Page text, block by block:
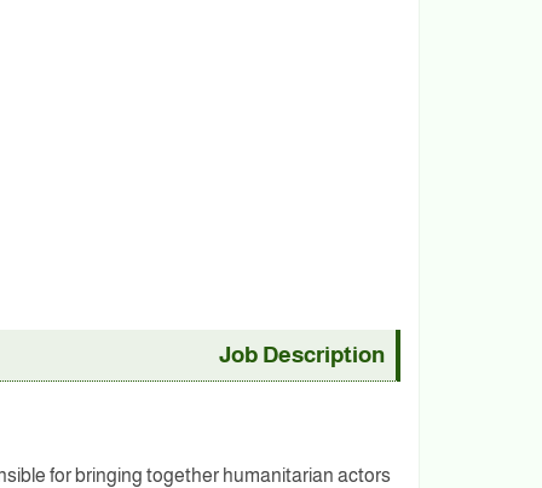
Job Description
for bringing together humanitarian actors